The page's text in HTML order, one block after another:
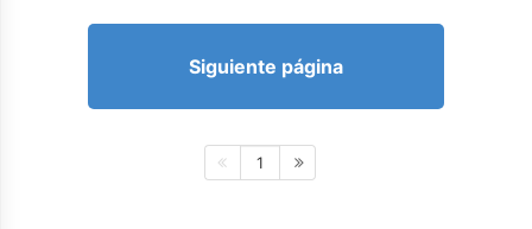
Siguiente página
1